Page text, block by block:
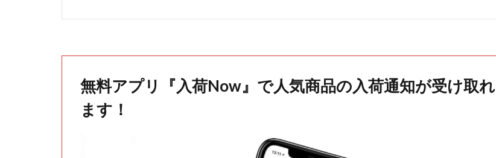
無料アプリ『入荷Now』で人気商品の入荷通知が受け取れ
ます！